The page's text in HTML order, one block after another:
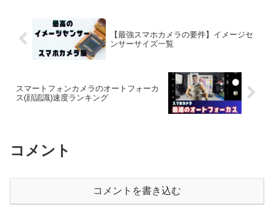
【最強スマホカメラの要件】イメージセ
ンサーサイズ一覧
スマートフォンカメラのオートフォーカ
ス(顔認識)速度ランキング
コメント
コメントを書き込む